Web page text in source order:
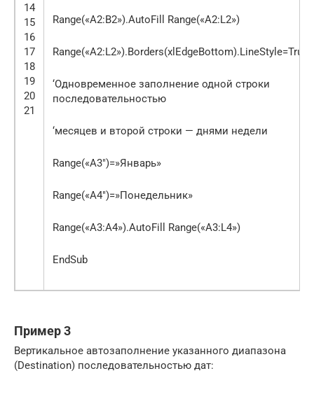
14
15
16
17
18
19
20
21
Range(«A2:B2»).AutoFill Range(«A2:L2»)
Range(«A2:L2»).Borders(xlEdgeBottom).LineStyle=True
‘Одновременное заполнение одной строки
последовательностью
‘месяцев и второй строки — днями недели
Range(«A3″)=»Январь»
Range(«A4″)=»Понедельник»
Range(«A3:A4»).AutoFill Range(«A3:L4»)
EndSub
Пример 3
Вертикальное автозаполнение указанного диапазона
(Destination) последовательностью дат: